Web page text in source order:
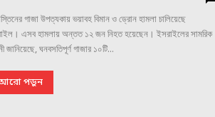
গাজা উপত্যকায় ভয়াবহ বিমান ও ড্রোন হামলা চালিয়েছে
এসব হামলায় অন্তত ১২ জন নিহত হয়েছেন। ইসরাইলের সামরিক
জানিয়েছে, ঘনবসতিপূর্ণ গাজার ১০টি...
পড়ুন